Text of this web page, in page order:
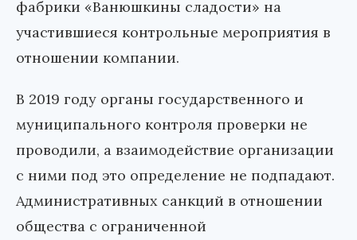
фабрики «Ванюшкины сладости» на
участившиеся контрольные мероприятия в
отношении компании.
В 2019 году органы государственного и
муниципального контроля проверки не
проводили, а взаимодействие организации
с ними под это определение не подпадают.
Административных санкций в отношении
общества с ограниченной